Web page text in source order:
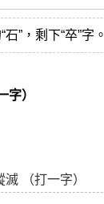
”，剩下“卒”字。
字）
（打一字）